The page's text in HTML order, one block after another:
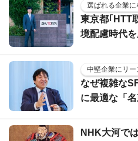
選ばれる企業に
東京都｢HTT
境配慮時代
中堅企業にリ
なぜ複雑な
に最適な「
NHK大河で